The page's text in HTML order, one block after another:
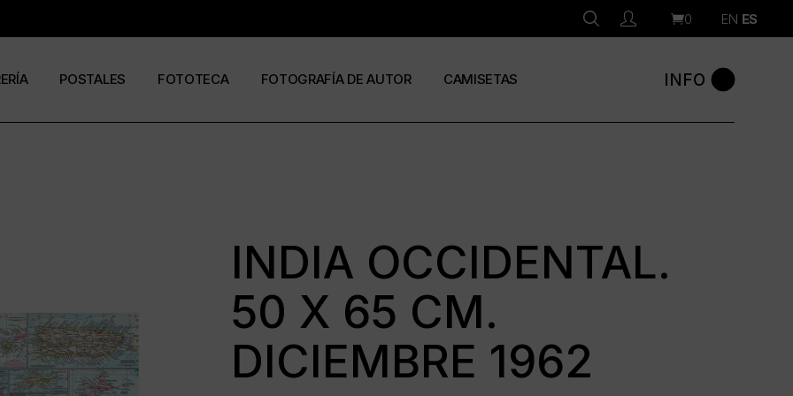
0 EN ES
POSTALES FOTOTECA FOTOGRAFÍA DE AUTOR CAMISETAS INFO
INDIA OCCIDENTAL.
50 X 65 CM.
DICIEMBRE 1962